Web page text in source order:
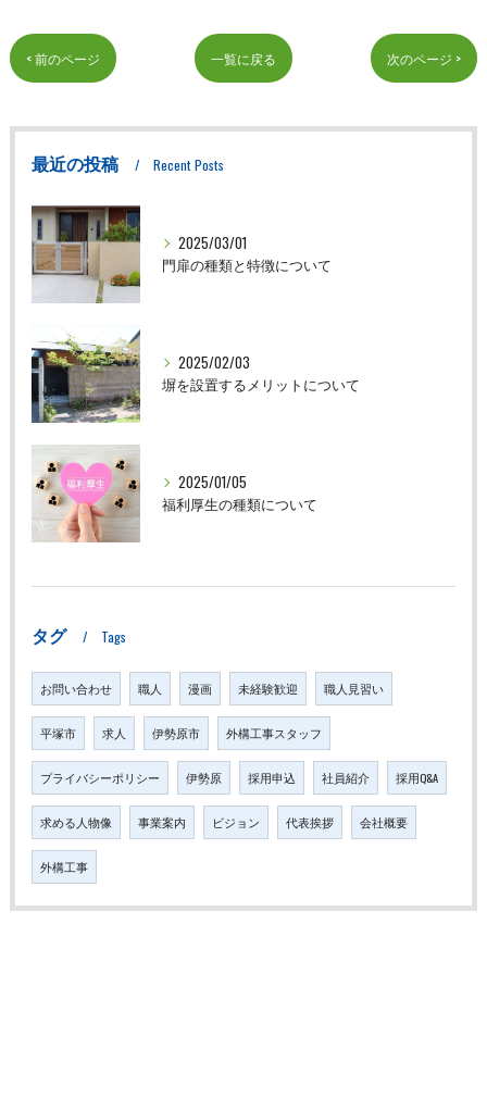
< 前のページ 一覧に戻る 次のページ >
最近の投稿 Recent Posts
2025/03/01
門扉の種類と特徴について
2025/02/03
塀を設置するメリットについて
2025/01/05
福利厚生の種類について
タグ Tags
お問い合わせ 職人 漫画 未経験歓迎 職人見習い
平塚市 求人 伊勢原市 外構工事スタッフ
プライバシーポリシー 伊勢原 採用申込 社員紹介 採用Q&A
求める人物像 事業案内 ビジョン 代表挨拶 会社概要
外構工事